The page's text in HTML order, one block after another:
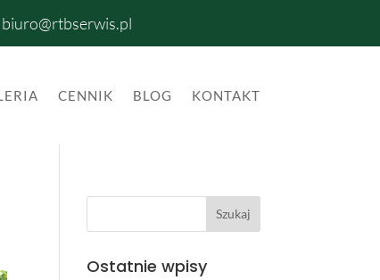
biuro@rtbserwis.pl
CENNIK BLOG KONTAKT
Ostatnie wpisy